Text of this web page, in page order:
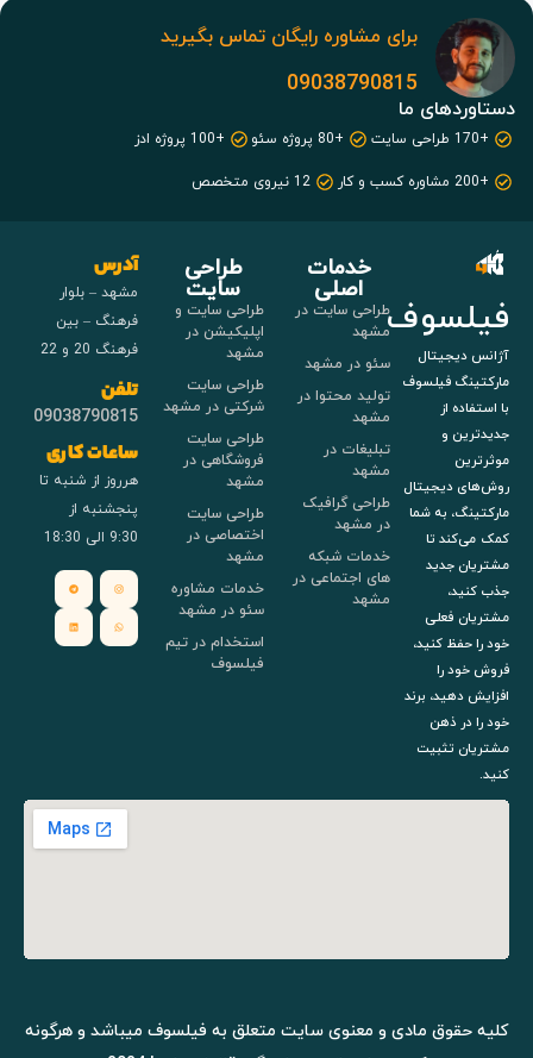
برای مشاوره رایگان تماس بگیرید
09038790815
ما
+80 پروژه سئو
+100 پروژه ادز
12 نیروی متخصص
فیلسوف
به شما
تا
کنید،
برند
ذهن
طراحی سایت در
مشهد
سئو در مشهد
تولید محتوا در
مشهد
تبلیغات در
مشهد
طراحی گرافیک
در مشهد
خدمات شبکه
های اجتماعی در
مشهد
طراحی
سایت
طراحی سایت و
اپلیکیشن در
مشهد
طراحی سایت
شرکتی در مشهد
طراحی سایت
فروشگاهی در
طراحی سایت
اختصاصی در
مشهد
خدمات مشاوره
سئو در مشهد
استخدام در تیم
آدرس
مشهد – بلوار
فرهنگ – بین
تلفن
09038790815
ساعات کاری
هرروز از شنبه تا
پنجشنبه از
9:30 الی 18:30
مادی و معنوی سایت متعلق به فیلسوف میباشد و هرگونه